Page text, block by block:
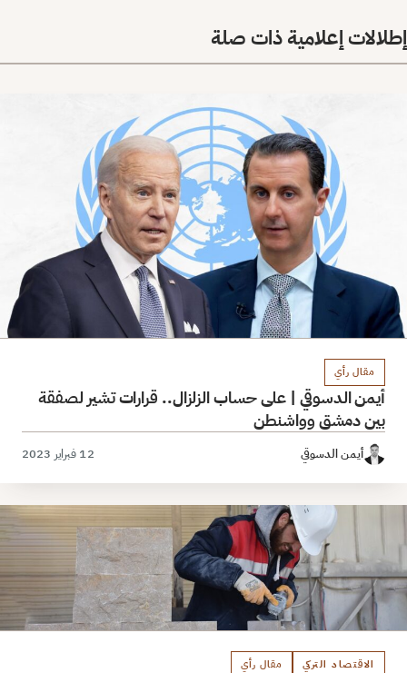
إطلالات إعلامية ذات صلة
مقال رأي
أيمن الدسوقي | على حساب الزلزال.. قرارات تشير لصفقة
بين دمشق وواشنطن
أيمن الدسوقي 12 فبراير 2023
الاقتصاد التركي مقال رأي